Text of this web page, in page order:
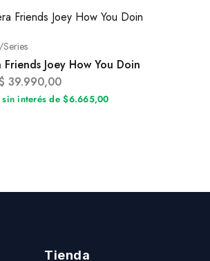
Friends Joey How You Doin
39.990,00
sin interés de $6.665,00
Tienda